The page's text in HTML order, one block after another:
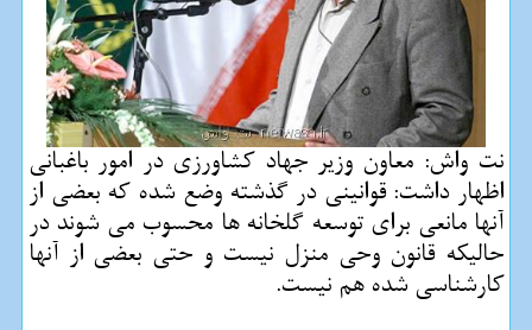
نت واش: معاون وزیر جهاد كشاورزی در امور باغبانی
اظهار داشت: قوانینی در گذشته وضع شده كه بعضی از
آنها مانعی برای توسعه گلخانه ها محسوب می شوند در
حالی‎كه قانون وحی منزل نیست و حتی بعضی از آنها
كارشناسی شده هم نیست.